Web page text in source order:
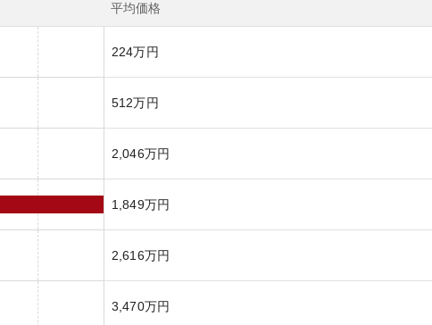
平均価格
224万円
512万円
2,046万円
1,849万円
2,616万円
3,470万円